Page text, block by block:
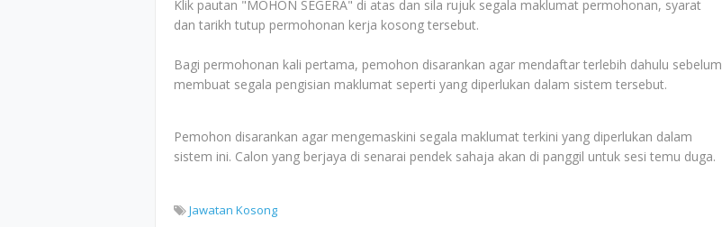
Klik pautan "MOHON SEGERA" di atas dan sila rujuk segala maklumat permohonan, syarat
dan tarikh tutup permohonan kerja kosong tersebut.
Bagi permohonan kali pertama, pemohon disarankan agar mendaftar terlebih dahulu sebelum
membuat segala pengisian maklumat seperti yang diperlukan dalam sistem tersebut.
Pemohon disarankan agar mengemaskini segala maklumat terkini yang diperlukan dalam
sistem ini. Calon yang berjaya di senarai pendek sahaja akan di panggil untuk sesi temu duga.
Jawatan Kosong